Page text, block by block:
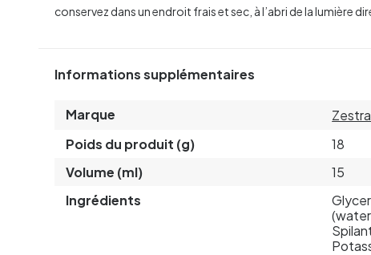
conservez dans un endroit frais et sec, à l’abri de la lumière
Informations supplémentaires
Marque
Zestra
Poids du produit (g)
18
Volume (ml)
15
Ingrédients